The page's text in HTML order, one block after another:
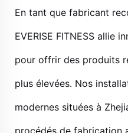
En tant que fabricant
EVERISE FITNESS allie
pour offrir des produits
plus élevées. Nos
modernes situées à
procédés de fabrication